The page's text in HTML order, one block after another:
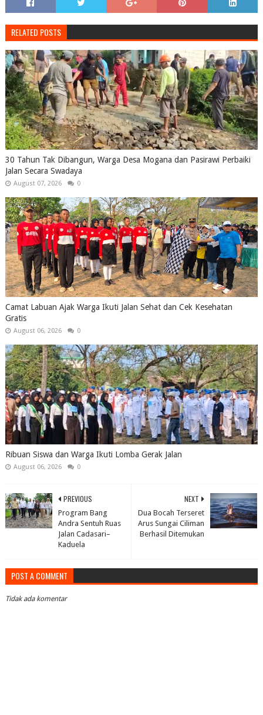
RELATED POSTS
30 Tahun Tak Dibangun, Warga Desa Mogana dan Pasirawi Perbaiki
Jalan Secara Swadaya
August 07, 2026 0
Camat Labuan Ajak Warga Ikuti Jalan Sehat dan Cek Kesehatan
Gratis
August 06, 2026 0
Ribuan Siswa dan Warga Ikuti Lomba Gerak Jalan
August 06, 2026 0
NEXT
Dua Bocah Terseret
Arus Sungai Ciliman
Berhasil Ditemukan
PREVIOUS
Program Bang
Andra Sentuh Ruas
Jalan Cadasari–
Kaduela
POST A COMMENT
Tidak ada komentar